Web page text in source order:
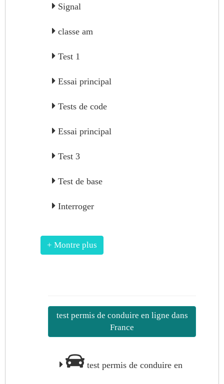
Signal
classe am
Test 1
Essai principal
Tests de code
Essai principal
Test 3
Test de base
Interroger
+ Montre plus
test permis de conduire en ligne dans
France
test permis de conduire en